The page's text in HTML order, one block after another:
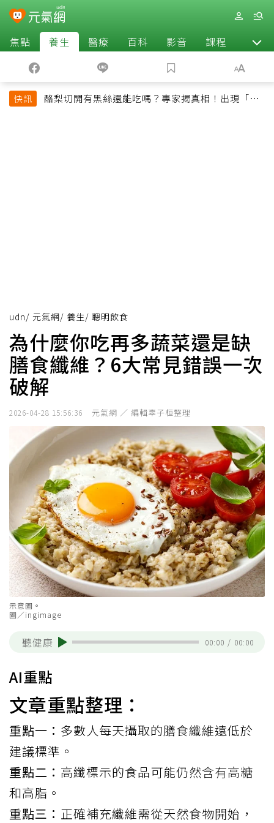
焦點 養生 醫療 百科 影音 課程 退休
快訊
酪梨切開有黑絲還能吃嗎？專家揭真相！出現「3情
udn/ 元氣網/ 養生/ 聰明飲食
為什麼你吃再多蔬菜還是缺
膳食纖維？6大常見錯誤一次
破解
2026-04-28 15:56:36 元氣網 ／ 編輯辜子桓整理
示意圖。
圖／ingimage
聽健康 00:00 / 00:00
AI重點
文章重點整理：
重點一： 多數人每天攝取的膳食纖維遠低於
建議標準。
重點二： 高纖標示的食品可能仍然含有高糖
和高脂。
重點三： 正確補充纖維需從天然食物開始，